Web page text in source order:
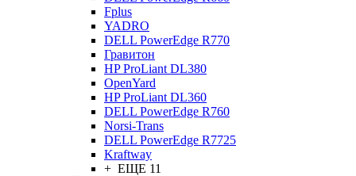
Fplus
YADRO
DELL PowerEdge R770
Гравитон
HP ProLiant DL380
OpenYard
HP ProLiant DL360
DELL PowerEdge R760
Norsi-Trans
DELL PowerEdge R7725
Kraftway
+ ЕЩЕ 11